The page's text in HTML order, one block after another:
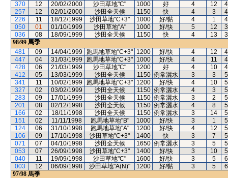
370
12 20/02/2000 沙田草地"C" 1000 好 4 12
257
12 02/01/2000 沙田全天候 1150 快 4 3
226
11 18/12/1999 沙田草地"C+3" 1000 好/黏 4 1
050
01 01/10/1999 沙田草地"A" 1000 好/快 5 12
036
08 18/09/1999 沙田全天候 1150 快 4 13
98/99 馬季
481
09 14/04/1999 跑馬地草地"C+3" 1200 好/快 4 12
447
04 31/03/1999 跑馬地草地"C+3" 1000 好/快 4 11
428
06 21/03/1999 沙田草地"C" 1200 好 4 10
412
05 13/03/1999 沙田全天候 1150 例常灑水 3 3
341
11 10/02/1999 跑馬地草地"C+3" 1200 好/快 4 10
327
02 03/02/1999 沙田全天候 1150 例常灑水 4 3
283
09 17/01/1999 沙田全天候 1150 例常灑水 3 2
201
08 02/12/1998 沙田全天候 1150 例常灑水 4 8
166
02 18/11/1998 沙田全天候 1150 例常灑水 3 14
151
02 11/11/1998 跑馬地草地"B" 1000 好/快 3 1
124
06 31/10/1998 跑馬地草地"A" 1200 好/快 4 12
106
09 17/10/1998 沙田草地"C+3" 1400 快 3 7
071
07 04/10/1998 沙田全天候 1650 例常灑水 3 5
053
07 26/09/1998 沙田草地"C+3" 1400 好/快 3 10
040
11 19/09/1998 沙田草地"C" 1600 好/快 3 5
003
12 06/09/1998 沙田草地"A(N)" 1200 好/黏 3 5
97/98 馬季